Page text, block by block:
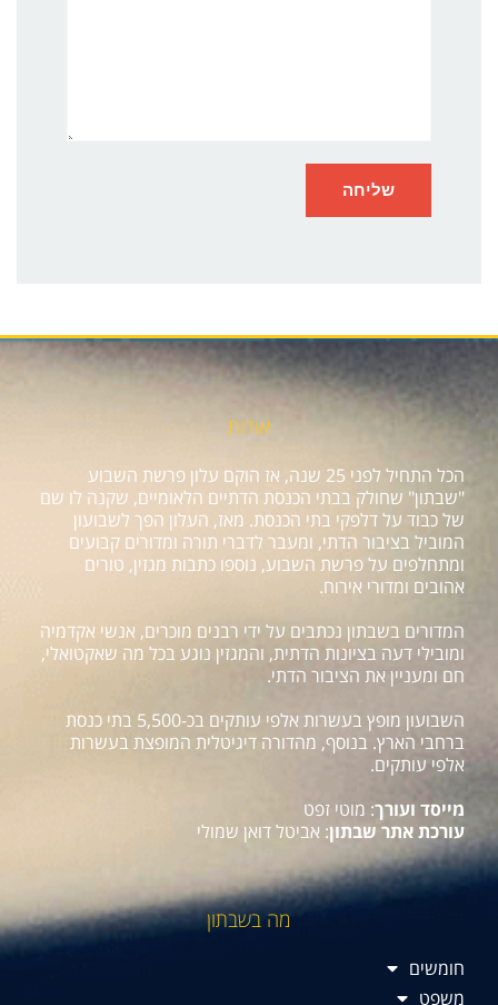
אודות
הכל התחיל לפני 25 שנה, אז הוקם עלון פרשת השבוע
"שבתון" שחולק בבתי הכנסת הדתיים הלאומיים, שקנה לו שם
של כבוד על דלפקי בתי הכנסת. מאז, העלון הפך לשבועון
המוביל בציבור הדתי, ומעבר לדברי תורה ומדורים קבועים
ומתחלפים על פרשת השבוע, נוספו כתבות מגזין, טורים
אהובים ומדורי אירוח.
המדורים בשבתון נכתבים על ידי רבנים מוכרים, אנשי אקדמיה
ומובילי דעה בציונות הדתית, והמגזין נוגע בכל מה שאקטואלי,
חם ומעניין את הציבור הדתי.
השבועון מופץ בעשרות אלפי עותקים בכ-5,500 בתי כנסת
ברחבי הארץ. בנוסף, מהדורה דיגיטלית המופצת בעשרות
אלפי עותקים.
מייסד ועורך: מוטי זפט
עורכת אתר שבתון: אביטל דואן שמולי
מה בשבתון
חומשים
משפט